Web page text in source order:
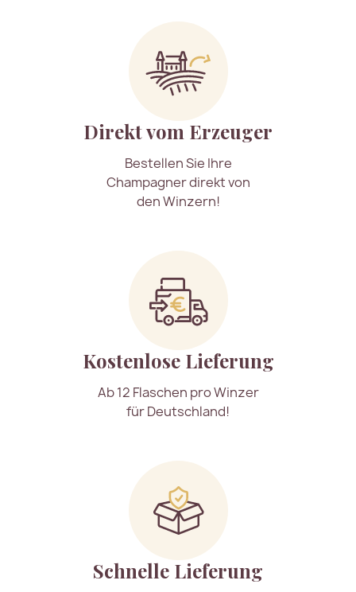
Direkt vom Erzeuger
Bestellen Sie Ihre
Champagner direkt von
den Winzern!
Kostenlose Lieferung
Ab 12 Flaschen pro Winzer
für Deutschland!
Schnelle Lieferung